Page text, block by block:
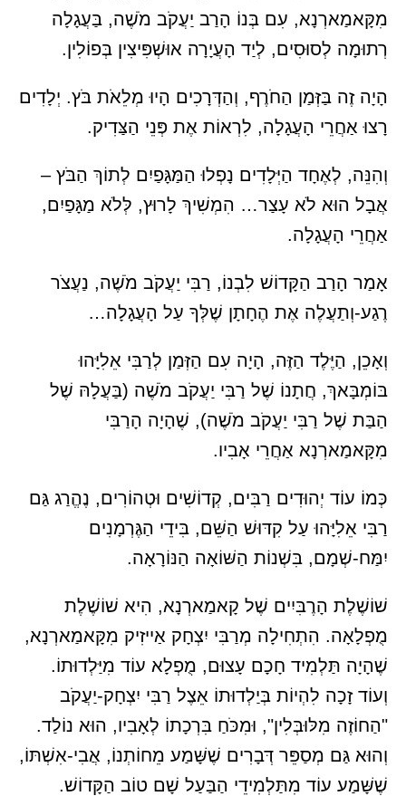
מִקָּאמַארְנָא, עִם בְּנוֹ הָרַב יַעֲקֹב מֹשֶׁה, בַּעֲגָלָה
רְתוּמָה לְסוּסִים, לְיַד הָעֲיָרָה אוּשְׁפִּיצִין בְּפוֹלִין.
הָיָה זֶה בַּזְּמַן הַחֹרֶף, וְהַדְּרָכִים הָיוּ מְלֵאֹת בֹּץ. יְלָדִים
רָצוּ אַחֲרֵי הָעֲגָלָה, לִרְאוֹת אֶת פְּנֵי הַצַּדִיק.
וְהִנֵּה, לְאֶחָד הַיְּלָדִים נָפְלוּ הַמַּגָּפַיִם לְתוֹךְ הַבֹּץ –
אֲבָל הוּא לֹא עָצַר… הִמְשִׁיךְ לָרוּץ, לְּלֹא מַגָּפַיִם,
אַחֲרֵי הָעֲגָלָה.
אָמַר הָרַב הַקָּדוֹשׁ לִבְנוֹ, רַבִּי יַעֲקֹב מֹשֶׁה, נַעֲצֹר
רֶגַע-וְתַעֲלֶה אֶת הֶחָתָן שֶׁלְּךָ עַל הָעֲגָלָה…
וְאָכֵן, הַיֶּלֶד הַזֶּה, הָיָה עִם הַזְּמַן לְרַבִּי אֵלִיָּהוּ
בּוֹמְבָּאךְ, חֲתָנוֹ שֶׁל רַבִּי יַעֲקֹב מֹשֶׁה (בַּעֲלָהּ שֶׁל
הַבַּת שֶׁל רַבִּי יַעֲקֹב מֹשֶׁה), שֶׁהָיָה הָרַבִּי
מִקָּאמַארְנָא אַחֲרֵי אָבִיו.
כְּמוֹ עוֹד יְהוּדִים רַבִּים, קְדוֹשִׁים וּטְהוֹרִים, נֶהֱרַג גַּם
רַבִּי אֵלִיָּהוּ עַל קִדּוּשׁ הַשֵּׁם, בִּידֵי הַגֶּרְמָנִים
יִמַּח-שְׁמָם, בִּשְׁנוֹת הַשּׁוֹאָה הַנּוֹרָאָה.
שׁוֹשֶׁלֶת הָרֶבִּיִים שֶׁל קָאמַארְנָא, הִיא שׁוֹשֶׁלֶת
מֻפְלָאָה. הִתְחִילָה מְרַבִּי יִצְחָק אַייזִיק מִקָּאמַארְנָא,
שֶׁהָיָה תַּלְמִיד חָכָם עָצוּם, מֻפְלָא עוֹד מִיַּלְדוּתוֹ.
וְעוֹד זָכָה לִהְיוֹת בְּיַלְדוּתוֹ אֵצֶל רַבִּי יִצְחָק-יַעֲקֹב
"הַחוֹזֶה מִלּוּבְּלִין", וּמִכֹּחַ בִּרְכָתוֹ לְאָבִיו, הוּא נוֹלַד.
וְהוּא גַּם מְסַפֵּר דְּבָרִים שֶׁשָּׁמַע מֵחוֹתְנוֹ, אֲבִי-אִשְׁתּוֹ,
שֶׁשָּׁמַע עוֹד מִתַּלְמִידֵי הַבַּעַל שָׁם טוֹב הַקָּדוֹשׁ.